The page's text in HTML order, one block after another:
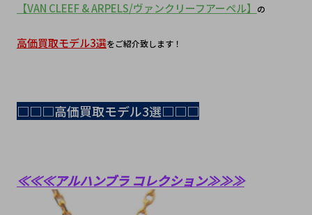
【VAN CLEEF & ARPELS/ヴァンクリーフアーペル】 の
高価買取モデル3選をご紹介致します！
□□□高価買取モデル3選□□□
≪≪≪アルハンブラ コレクション≫≫≫